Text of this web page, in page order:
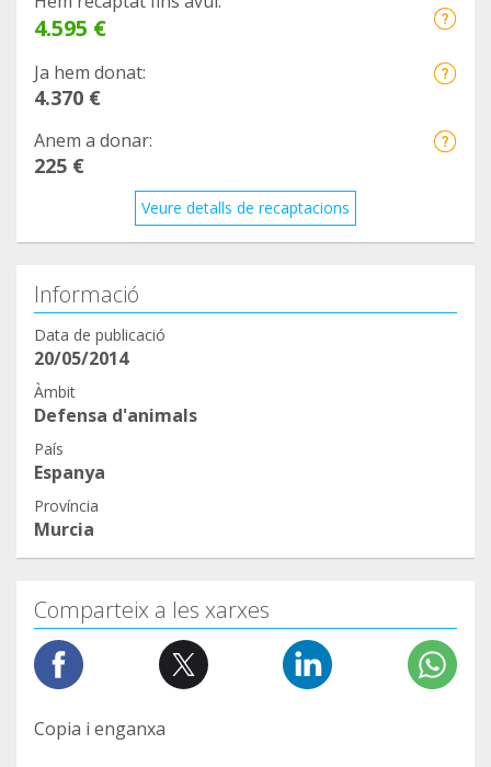
4.595 €
Ja hem donat:
4.370 €
Anem a donar:
225 €
Veure detalls de recaptacions
Informació
Data de publicació
20/05/2014
Àmbit
Defensa d'animals
País
Espanya
Província
Murcia
Comparteix a les xarxes
Copia i enganxa